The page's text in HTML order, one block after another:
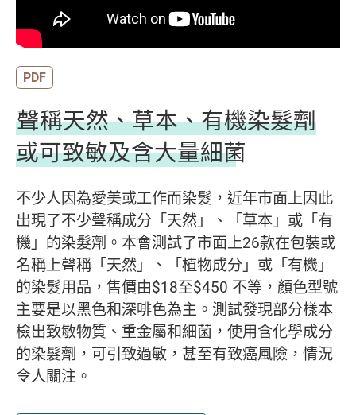
PDF
聲稱天然、草本、有機染髮劑
或可致敏及含大量細菌
不少人因為愛美或工作而染髮，近年市面上因此
出現了不少聲稱成分「天然」、「草本」或「有
機」的染髮劑。本會測試了市面上26款在包裝或
名稱上聲稱「天然」、「植物成分」或「有機」
的染髮用品，售價由$18至$450 不等，顏色型號
主要是以黑色和深啡色為主。測試發現部分樣本
檢出致敏物質、重金屬和細菌，使用含化學成分
的染髮劑，可引致過敏，甚至有致癌風險，情況
令人關注。